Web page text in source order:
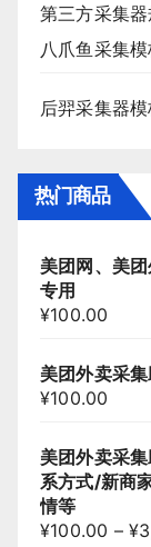
第三方采集器
八爪鱼采集模
后羿采集器模
热门商品
美团网、美
专用
¥100.00
美团外卖采
¥100.00
美团外卖采
系方式/新商
情等
¥100.00 –¥